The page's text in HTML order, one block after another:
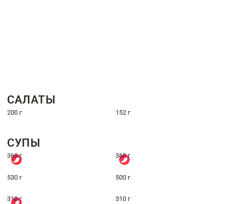
САЛАТЫ
200 г 152 г
СУПЫ
360 г 360 г
530 г 500 г
310 г 310 г